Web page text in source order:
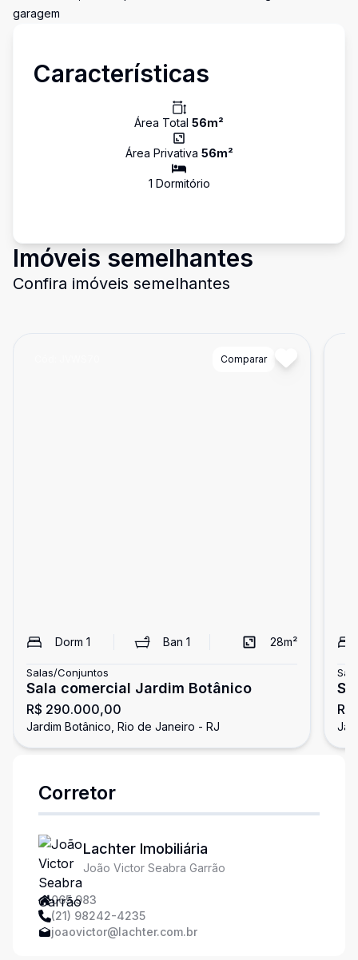
garagem
Características
Área Total 56m²
Área Privativa 56m²
1 Dormitório
Imóveis semelhantes
Confira imóveis semelhantes
Comparar
Dorm 1 Ban 1 28m²
Salas/Conjuntos
Sala comercial Jardim Botânico
R$ 290.000,00
Jardim Botânico, Rio de Janeiro - RJ
Corretor
Lachter Imobiliária
João Victor Seabra Garrão
065.983
(21) 98242-4235
joaovictor@lachter.com.br